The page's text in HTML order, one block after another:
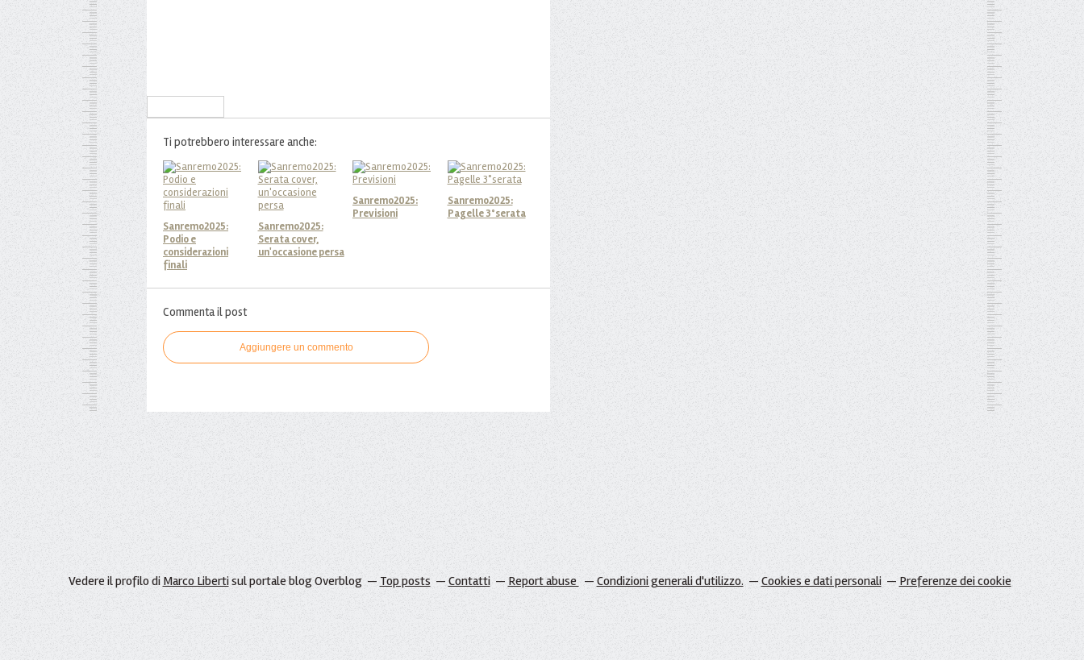
Ti potrebbero interessare anche:
Sanremo2025:
Podio e
considerazioni
finali
Sanremo2025:
Serata cover,
un'occasione persa
Sanremo2025:
Previsioni
Sanremo2025:
Pagelle 3°serata
Commenta il post
Aggiungere un commento
Vedere il profilo di Marco Libertisul portale blog Overblog Top posts Contatti Report abuse Condizioni generali d'utilizzo. Cookies e dati personali Preferenze dei cookie